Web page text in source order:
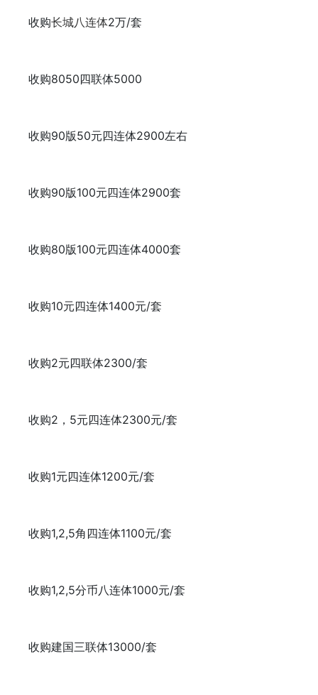
收购长城八连体2万/套
收购8050四联体5000
收购90版50元四连体2900左右
收购90版100元四连体2900套
收购80版100元四连体4000套
收购10元四连体1400元/套
收购2元四联体2300/套
收购2，5元四连体2300元/套
收购1元四连体1200元/套
收购1,2,5角四连体1100元/套
收购1,2,5分币八连体1000元/套
收购建国三联体13000/套